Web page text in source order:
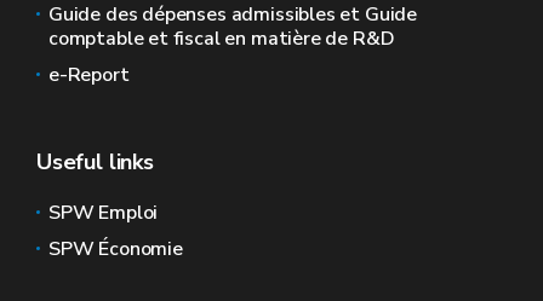
Guide des dépenses admissibles et Guide
comptable et fiscal en matière de R&D
e-Report
Useful links
SPW Emploi
SPW Économie